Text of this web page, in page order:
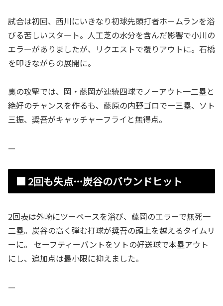
試合は初回、西川にいきなり初球先頭打者ホームランを浴
びる苦しいスタート。人工芝の水分を含んだ影響で小川の
エラーがありましたが、リクエストで覆りアウトに。石橋
を叩きながらの展開に。
裏の攻撃では、岡・藤岡が連続四球でノーアウト一二塁と
絶好のチャンスを作るも、藤原の内野ゴロで一三塁、ソト
三振、奨吾がキャッチャーフライと無得点。
—
■ 2回も失点…炭谷のバウンドヒット
2回表は外崎にツーベースを浴び、藤岡のエラーで無死一
二塁。炭谷の高く弾む打球が奨吾の頭上を越えるタイムリ
ーに。 セーフティーバントをソトの好送球で本塁アウト
にし、追加点は最小限に抑えました。
—